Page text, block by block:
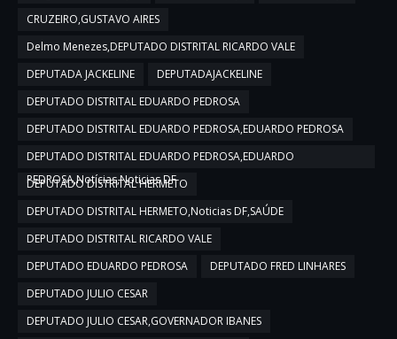
CRUZEIRO,GUSTAVO AIRES
Delmo Menezes,DEPUTADO DISTRITAL RICARDO VALE
DEPUTADA JACKELINE
DEPUTADAJACKELINE
DEPUTADO DISTRITAL EDUARDO PEDROSA
DEPUTADO DISTRITAL EDUARDO PEDROSA,EDUARDO PEDROSA
DEPUTADO DISTRITAL EDUARDO PEDROSA,EDUARDO
PEDROSA,Notícias,Noticias DF
DEPUTADO DISTRITAL HERMETO
DEPUTADO DISTRITAL HERMETO,Noticias DF,SAÚDE
DEPUTADO DISTRITAL RICARDO VALE
DEPUTADO EDUARDO PEDROSA
DEPUTADO FRED LINHARES
DEPUTADO JULIO CESAR
DEPUTADO JULIO CESAR,GOVERNADOR IBANES